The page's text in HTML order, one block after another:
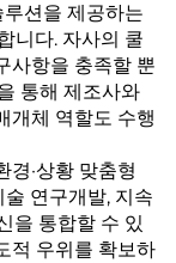
션을 제공하는
니다. 자사의 쿨
사항을 충족할 뿐
통해 제조사와
개체 역할도 수행
경·상황 맞춤형
연구개발, 지속
을 통합할 수 있
적 우위를 확보하